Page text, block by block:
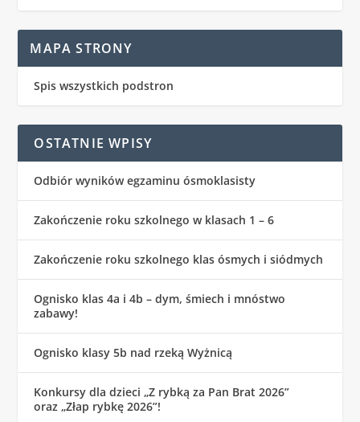
MAPA STRONY
Spis wszystkich podstron
OSTATNIE WPISY
Odbiór wyników egzaminu ósmoklasisty
Zakończenie roku szkolnego w klasach 1 – 6
Zakończenie roku szkolnego klas ósmych i siódmych
Ognisko klas 4a i 4b – dym, śmiech i mnóstwo
zabawy!
Ognisko klasy 5b nad rzeką Wyżnicą
Konkursy dla dzieci „Z rybką za Pan Brat 2026”
oraz „Złap rybkę 2026”!